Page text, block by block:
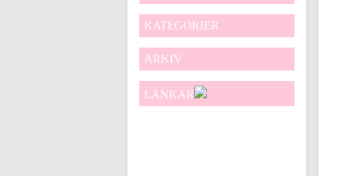
KATEGORIER
ARKIV
LÄNKAR